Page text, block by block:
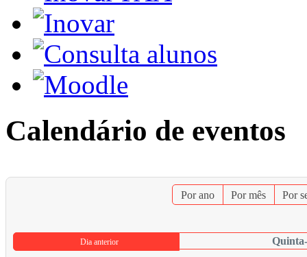
Calendário de eventos
Por ano Por mês Por
Dia anterior